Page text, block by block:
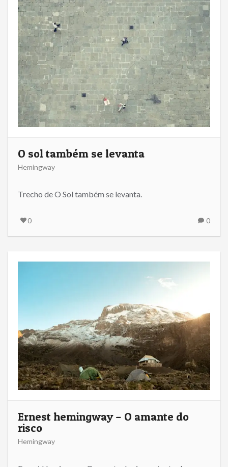
O sol também se levanta
Hemingway
Trecho de O Sol também se levanta.
0 0
Ernest hemingway – O amante do
risco
Hemingway